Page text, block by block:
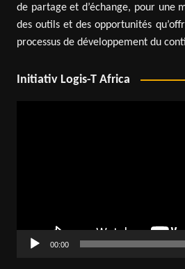
de partage et d’échange, pour une
des outils et des opportunités
processus de développement du
Initiativ Logis-T Africa
00:00